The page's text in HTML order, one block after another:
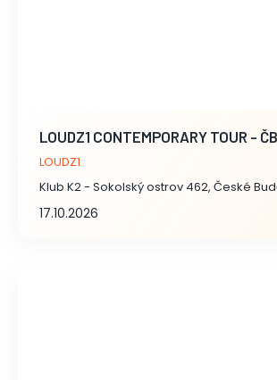
LOUDZ1 CONTEMPORARY TOUR - ČB
LOUDZ1
Klub K2 - Sokolský ostrov 462, České
17.10.2026